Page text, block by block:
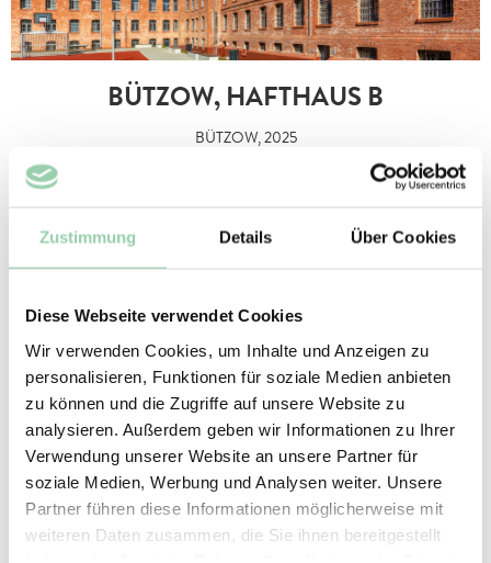
Zustimmung Details Über Cookies
Diese Webseite verwendet Cookies
Wir verwenden Cookies, um Inhalte und Anzeigen zu
personalisieren, Funktionen für soziale Medien anbieten
zu können und die Zugriffe auf unsere Website zu
analysieren. Außerdem geben wir Informationen zu Ihrer
Verwendung unserer Website an unsere Partner für
soziale Medien, Werbung und Analysen weiter. Unsere
Partner führen diese Informationen möglicherweise mit
weiteren Daten zusammen, die Sie ihnen bereitgestellt
BÜTZOW, HAFTHAUS B
BÜTZOW, 2025
WOHN- UND GESCHÄFTSHAUS
TORGAUER STRASSE
HERZBERG, 2011